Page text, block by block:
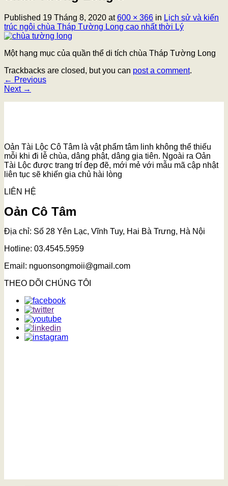
Published 19 Tháng 8, 2020 at600 × 366 in Lịch sử và kiến
trúc ngôi chùa Tháp Tường Long cao nhất thời Lý
Một hạng mục của quần thể di tích chùa Tháp Tường Long
Trackbacks are closed, but you can post a comment.
← Previous
Next →
Oản Tài Lộc Cô Tâm là vật phẩm tâm linh không thể thiếu
mỗi khi đi lễ chùa, dâng phật, dâng gia tiên. Ngoài ra Oản
Tài Lộc được trang trí đẹp đẽ, mới mẻ với mẫu mã cập nhật
liên tục sẽ khiến gia chủ hài lòng
LIÊN HỆ
Oản Cô Tâm
Địa chỉ: Số 28 Yên Lạc, Vĩnh Tuy, Hai Bà Trưng, Hà Nội
Hotline: 03.4545.5959
Email: nguonsongmoii@gmail.com
THEO DÕI CHÚNG TÔI